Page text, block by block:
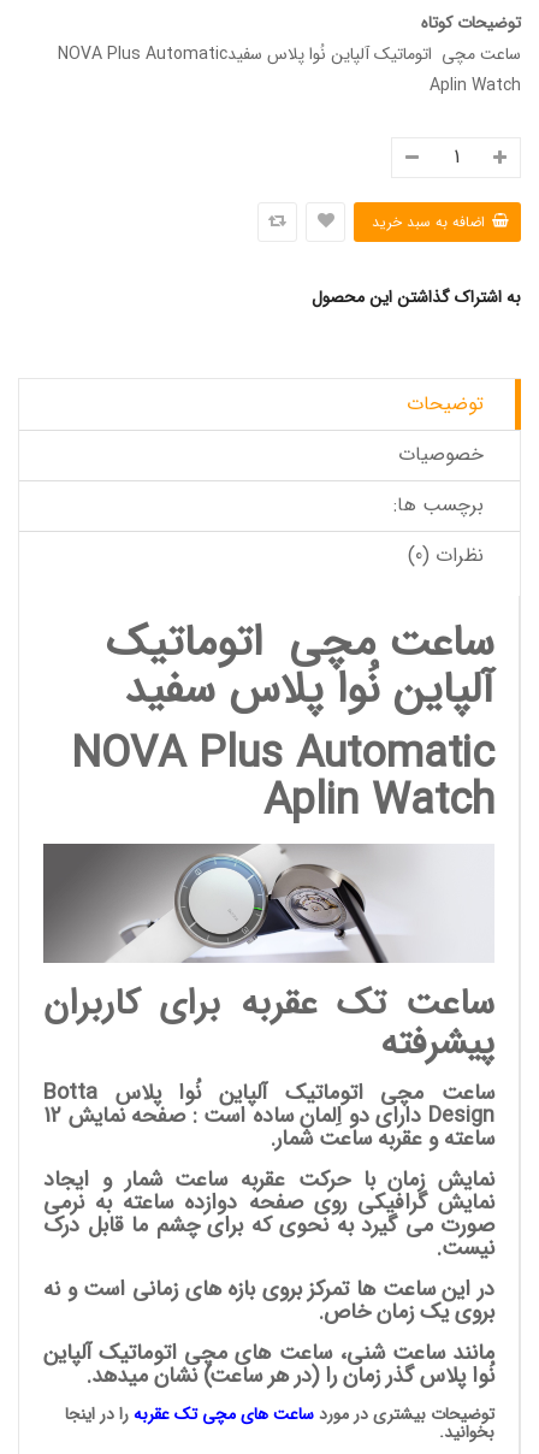
توضیحات کوتاه
ساعت مچی اتوماتیک آلپاین نُوا پلاس سفیدNOVA Plus Automatic
Aplin Watch
به اشتراک گذاشتن این محصول
توضیحات
خصوصیات
برچسب ها:
نظرات (0)
ساعت مچی اتوماتیک
آلپاین نُوا پلاس سفید
NOVA Plus Automatic
Aplin Watch
ساعت تک عقربه برای کاربران
پیشرفته
ساعت مچی اتوماتیک آلپاین نُوا پلاس Botta
Design دارای دو اِلمان ساده است : صفحه نمایش 12
ساعته و عقربه ساعت شمار.
نمایش زمان با حرکت عقربه ساعت شمار و ایجاد
نمایش گرافیکی روی صفحه دوازده ساعته به نرمی
صورت می گیرد به نحوی که برای چشم ما قابل درک
نیست.
در این ساعت ها تمرکز بروی بازه های زمانی است و نه
بروی یک زمان خاص.
مانند ساعت شنی، ساعت های مچی اتوماتیک آلپاین
نُوا پلاس گذر زمان را (در هر ساعت) نشان میدهد.
توضیحات بیشتری در موردساعت های مچی تک عقربهرا در اینجا
بخوانید.